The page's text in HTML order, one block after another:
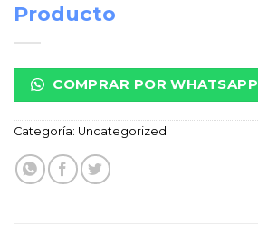
Producto
COMPRAR POR WHATSAPP
Categoría: Uncategorized